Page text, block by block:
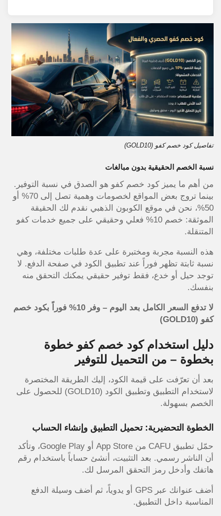
تفاصيل كود خصم كفو (GOLD10)
نسبة الخصم الحقيقية بدون مبالغات
من أهم ما يميز كود خصم كفو هو الصدق في نسبة التوفير.
بينما تروج بعض المواقع لخصومات وهمية تصل إلى 70% أو
50%، نحن في موقع الكوبون الذهبي نقدم لك الحقيقة
الموثقة: خصم 10% فعلي وحقيقي على جميع خدمات كفو
المتنقلة.
هذه النسبة مجربة ومختبرة على عدة طلبات مختلفة، وهي
نسبة ثابتة تظهر فوراً عند تطبيق الكود في صفحة الدفع. لا
توجد حيل أو خدع، فقط توفير حقيقي يمكنك التحقق منه
بنفسك.
لا تدفع السعر الكامل بعد اليوم – وفر 10% فوراً بكود خصم
كفو (GOLD10)
دليل استخدام كود خصم كفو خطوة
بخطوة – من التحميل للتوفير
بعد أن تعرّفت على قيمة الكود، إليك الطريقة المختصرة
لاستخدام التطبيق وتطبيق الكود (GOLD10) للحصول على
الخصم بسهولة.
الخطوة التحضيرية: تحميل التطبيق وإنشاء الحساب
حمّل تطبيق CAFU من App Store أو Google Play، وتأكد
أن الناشر رسمي. بعد التثبيت، أنشئ حساباً باستخدام رقم
هاتفك وأدخل رمز التحقق المرسل لك.
أضف عنوانك عبر GPS أو يدوياً، ثم أضف وسيلة الدفع
المناسبة داخل التطبيق.